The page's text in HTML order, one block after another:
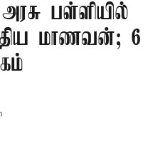
பள்ளியில்
மாணவன்; 6